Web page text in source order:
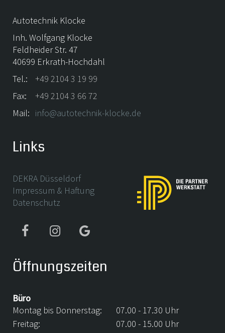
Autotechnik Klocke
Inh. Wolfgang Klocke
Feldheider Str. 47
40699 Erkrath-Hochdahl
Tel.:
+49 2104 3 19 99
Fax:
+49 2104 3 66 72
Mail: info@autotechnik-klocke.de
Links
DEKRA Düsseldorf
Impressum & Haftung
Datenschutz
Öffnungszeiten
Büro
Montag bis Donnerstag:
07.00 - 17.30 Uhr
Freitag:
07.00 - 15.00 Uhr